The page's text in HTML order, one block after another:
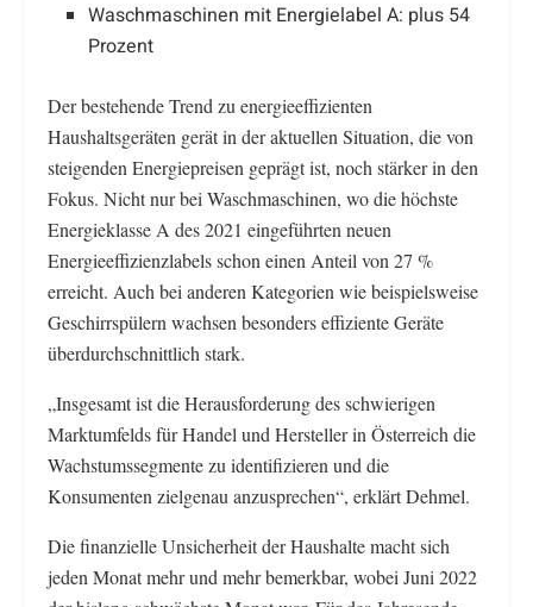
Waschmaschinen mit Energielabel A: plus 54
Prozent
Der bestehende Trend zu energieeffizienten
Haushaltsgeräten gerät in der aktuellen Situation, die von
steigenden Energiepreisen geprägt ist, noch stärker in den
Fokus. Nicht nur bei Waschmaschinen, wo die höchste
Energieklasse A des 2021 eingeführten neuen
Energieeffizienzlabels schon einen Anteil von 27 %
erreicht. Auch bei anderen Kategorien wie beispielsweise
Geschirrspülern wachsen besonders effiziente Geräte
überdurchschnittlich stark.
„Insgesamt ist die Herausforderung des schwierigen
Marktumfelds für Handel und Hersteller in Österreich die
Wachstumssegmente zu identifizieren und die
Konsumenten zielgenau anzusprechen“, erklärt Dehmel.
Die finanzielle Unsicherheit der Haushalte macht sich
jeden Monat mehr und mehr bemerkbar, wobei Juni 2022